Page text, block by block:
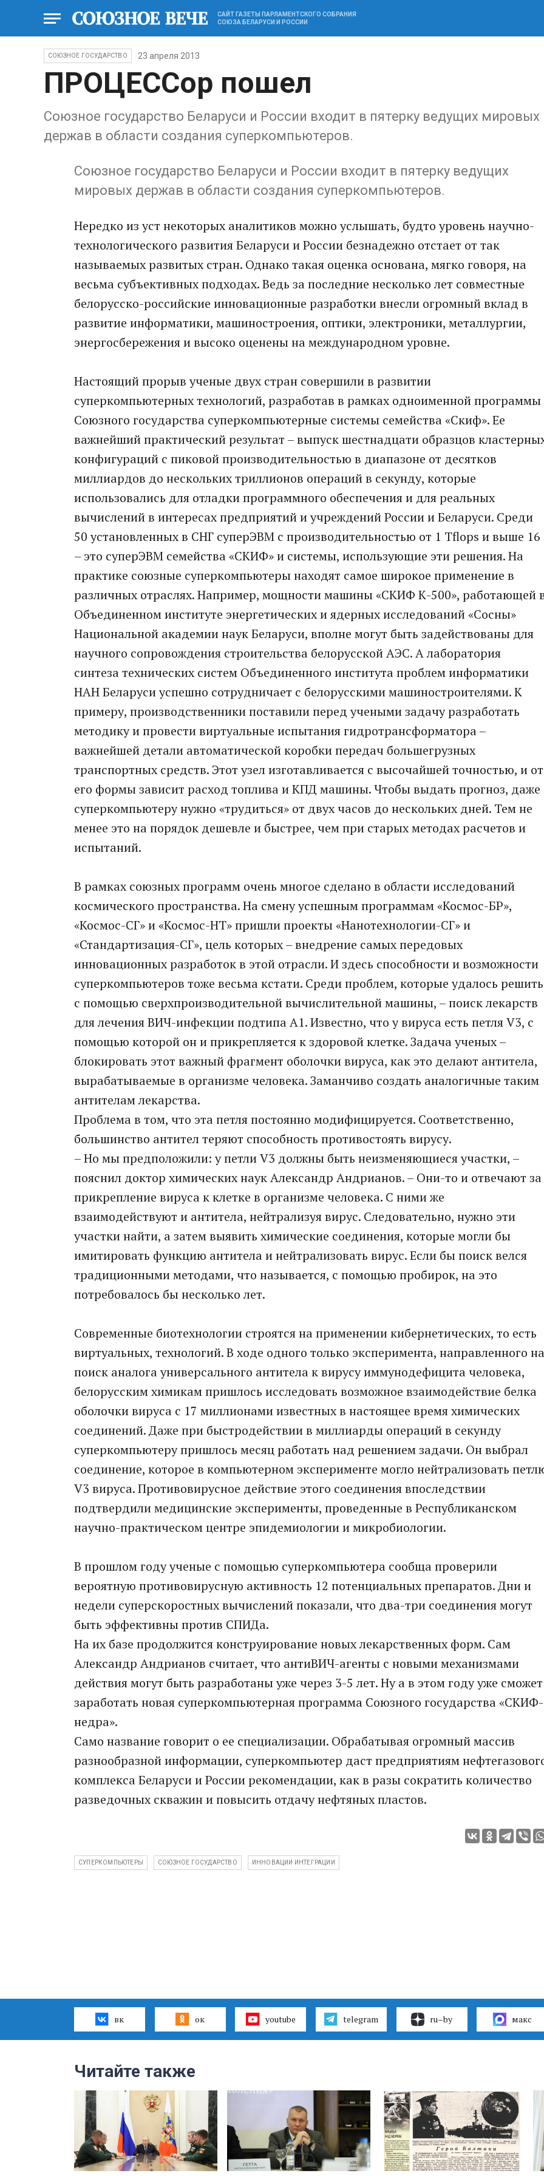
САЙТ ГАЗЕТЫ ПАРЛАМЕНТСКОГО СОБРАНИЯ
СОЮЗА БЕЛАРУСИ И РОССИИ
СОЮЗНОЕ ГОСУДАРСТВО 23 апреля 2013
ПРОЦЕССор пошел
Союзное государство Беларуси и России входит в пятерку ведущих мировых
держав в области создания суперкомпьютеров.
Союзное государство Беларуси и России входит в пятерку ведущих
мировых держав в области создания суперкомпьютеров.
Нередко из уст некоторых аналитиков можно услышать, будто уровень научно-
технологического развития Беларуси и России безнадежно отстает от так
называемых развитых стран. Однако такая оценка основана, мягко говоря, на
весьма субъективных подходах. Ведь за последние несколько лет совместные
белорусско-российские инновационные разработки внесли огромный вклад в
развитие информатики, машиностроения, оптики, электроники, металлургии,
энергосбережения и высоко оценены на международном уровне.
Настоящий прорыв ученые двух стран совершили в развитии
суперкомпьютерных технологий, разработав в рамках одноименной программы
Союзного государства суперкомпьютерные системы семейства «Скиф». Ее
важнейший практический результат – выпуск шестнадцати образцов
конфигураций с пиковой производительностью в диапазоне от десятков
миллиардов до нескольких триллионов операций в секунду, которые
использовались для отладки программного обеспечения и для реальных
вычислений в интересах предприятий и учреждений России и Беларуси. Среди
50 установленных в СНГ суперЭВМ с производительностью от 1 Tflops и выше 16
– это суперЭВМ семейства «СКИФ» и системы, использующие эти решения. На
практике союзные суперкомпьютеры находят самое широкое применение в
различных отраслях. Например, мощности машины «СКИФ К-500», работающей
Объединенном институте энергетических и ядерных исследований «Сосны»
Национальной академии наук Беларуси, вполне могут быть задействованы для
научного сопровождения строительства белорусской АЭС. А лаборатория
синтеза технических систем Объединенного института проблем информатики
НАН Беларуси успешно сотрудничает с белорусскими машиностроителями. К
примеру, производственники поставили перед учеными задачу разработать
методику и провести виртуальные испытания гидротрансформатора –
важнейшей детали автоматической коробки передач большегрузных
транспортных средств. Этот узел изготавливается с высочайшей точностью, и от
его формы зависит расход топлива и КПД машины. Чтобы выдать прогноз, даже
суперкомпьютеру нужно «трудиться» от двух часов до нескольких дней. Тем не
менее это на порядок дешевле и быстрее, чем при старых методах расчетов и
испытаний.
В рамках союзных программ очень многое сделано в области исследований
космического пространства. На смену успешным программам «Космос-БР»,
«Космос-СГ» и «Космос-НТ» пришли проекты «Нанотехнологии-СГ» и
«Стандартизация-СГ», цель которых – внедрение самых передовых
инновационных разработок в этой отрасли. И здесь способности и возможности
суперкомпьютеров тоже весьма кстати. Среди проблем, которые удалось решить
с помощью сверхпроизводительной вычислительной машины, – поиск лекарств
для лечения ВИЧ-инфекции подтипа А1. Известно, что у вируса есть петля V3, с
помощью которой он и прикрепляется к здоровой клетке. Задача ученых –
блокировать этот важный фрагмент оболочки вируса, как это делают антитела,
вырабатываемые в организме человека. Заманчиво создать аналогичные таким
антителам лекарства.
Проблема в том, что эта петля постоянно модифицируется. Соответственно,
большинство антител теряют способность противостоять вирусу.
– Но мы предположили: у петли V3 должны быть неизменяющиеся участки, –
пояснил доктор химических наук Александр Андрианов. – Они-то и отвечают за
прикрепление вируса к клетке в организме человека. С ними же
взаимодействуют и антитела, нейтрализуя вирус. Следовательно, нужно эти
участки найти, а затем выявить химические соединения, которые могли бы
имитировать функцию антитела и нейтрализовать вирус. Если бы поиск велся
традиционными методами, что называется, с помощью пробирок, на это
потребовалось бы несколько лет.
Современные биотехнологии строятся на применении кибернетических, то есть
виртуальных, технологий. В ходе одного только эксперимента, направленного на
поиск аналога универсального антитела к вирусу иммунодефицита человека,
белорусским химикам пришлось исследовать возможное взаимодействие белка
оболочки вируса с 17 миллионами известных в настоящее время химических
соединений. Даже при быстродействии в миллиарды операций в секунду
суперкомпьютеру пришлось месяц работать над решением задачи. Он выбрал
соединение, которое в компьютерном эксперименте могло нейтрализовать
V3 вируса. Противовирусное действие этого соединения впоследствии
подтвердили медицинские эксперименты, проведенные в Республиканском
научно-практическом центре эпидемиологии и микробиологии.
В прошлом году ученые с помощью суперкомпьютера сообща проверили
вероятную противовирусную активность 12 потенциальных препаратов. Дни и
недели суперскоростных вычислений показали, что два-три соединения могут
быть эффективны против СПИДа.
На их базе продолжится конструирование новых лекарственных форм. Сам
Александр Андрианов считает, что антиВИЧ-агенты с новыми механизмами
действия могут быть разработаны уже через 3-5 лет. Ну а в этом году уже сможет
заработать новая суперкомпьютерная программа Союзного государства «СКИФ-
недра».
Само название говорит о ее специализации. Обрабатывая огромный массив
разнообразной информации, суперкомпьютер даст предприятиям
комплекса Беларуси и России рекомендации, как в разы сократить количество
разведочных скважин и повысить отдачу нефтяных пластов.
СУПЕРКОМПЬЮТЕРЫ СОЮЗНОЕ ГОСУДАРСТВО ИННОВАЦИИ ИНТЕГРАЦИИ
вк ок youtube telegram ru–by макс
Читайте также